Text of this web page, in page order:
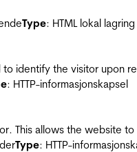
Type: HTML lokal lagring
to identify the visitor upon
: HTTP-informasjonskapsel
This allows the website
Type: HTTP-